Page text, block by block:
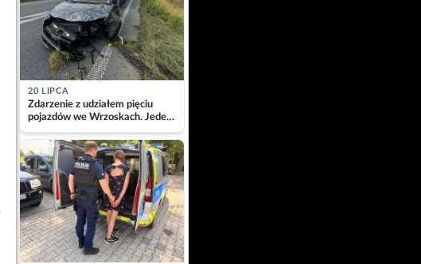
20 LIPCA
Zdarzenie z udziałem pięciu
pojazdów we Wrzoskach. Jeden
z kierowców zabrany w
kajdankach